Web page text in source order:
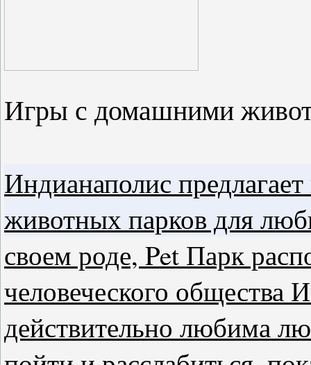
Игры с домашними
Индианаполис
животных парков для
своем роде, Pet Парк
человеческого общества
действительно любима